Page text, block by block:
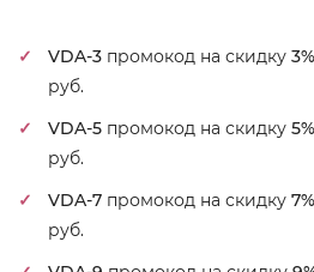
VDA-3 промокод на скидку 3%
руб.
VDA-5 промокод на скидку 5%
руб.
VDA-7 промокод на скидку 7%
руб.